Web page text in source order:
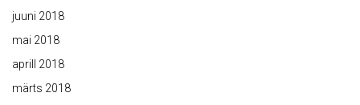
juuni 2018
mai 2018
aprill 2018
märts 2018